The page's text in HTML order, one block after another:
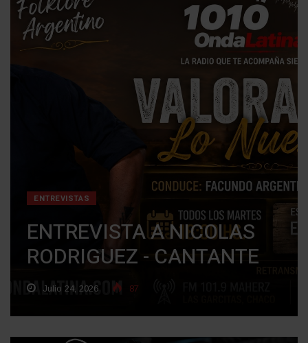
ENTREVISTAS
ENTREVISTA A NICOLAS
RODRIGUEZ - CANTANTE
Julio 24, 2026 87